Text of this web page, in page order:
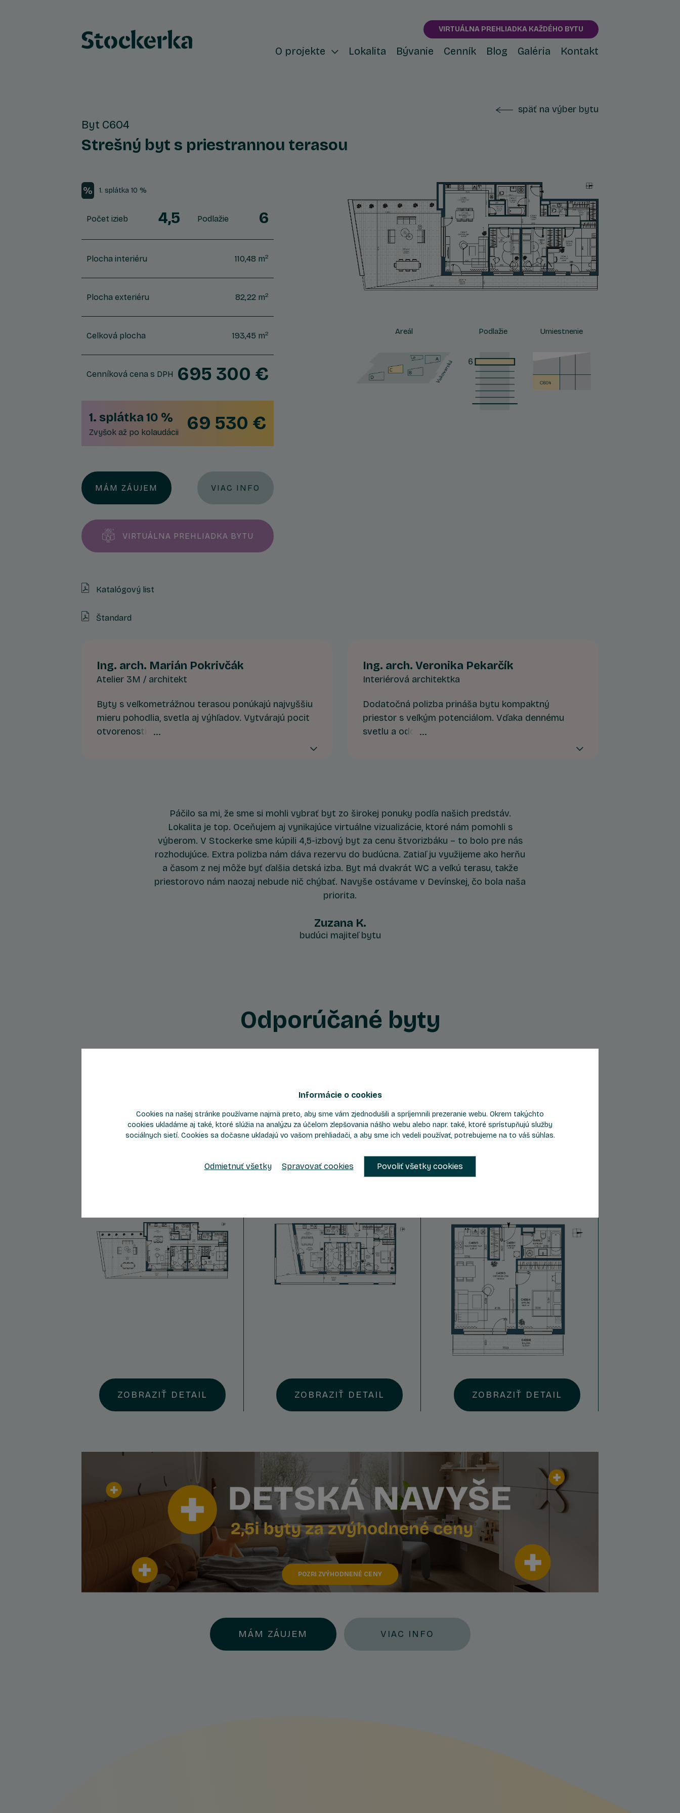
VIRTUÁLNA PREHLIADKA KAŽDÉHO BYTU
O projekte Lokalita Bývanie Cenník Blog Galéria Kontakt
späť na výber bytu
Byt C604
Strešný byt s priestrannou terasou
1. splátka 10 %
Počet izieb 4,5 Podlažie 6
Plocha interiéru 110,48 m2
Plocha exteriéru 82,22 m2
Celková plocha 193,45 m2
Cenníková cena s DPH 695 300 €
1. splátka 10 %
Zvyšok až po kolaudácii 69 530 €
MÁM ZÁUJEM VIAC INFO
VIRTUÁLNA PREHLIADKA BYTU
Katalógový list
Štandard
Areál Podlažie Umiestnenie
Ing. arch. Marián Pokrivčák
Atelier 3M / architekt
Byty s veľkometrážnou terasou ponúkajú najvyššiu
mieru pohodlia, svetla aj výhľadov. Vytvárajú pocit
otvorenosti a zároveň poskytujú plnohodnotný
exteriérový priestor priamo pri obytnom jadre. Pre
Ing. arch. Veronika Pekarčík
Interiérová architektka
Dodatočná polizba prináša bytu kompaktný
priestor s veľkým potenciálom. Vďaka dennému
svetlu a oddeleniu od hlavnej časti bytu ponúka
Páčilo sa mi, že sme si mohli vybrať byt zo širokej ponuky podľa našich predstáv.
Lokalita je top. Oceňujem aj vynikajúce virtuálne vizualizácie, ktoré nám pomohli s
výberom. V Stockerke sme kúpili 4,5-izbový byt za cenu štvorizbáku – to bolo pre nás
rozhodujúce. Extra polizba nám dáva rezervu do budúcna. Zatiaľ ju využijeme ako herňu
a časom z nej môže byť ďalšia detská izba. Byt má dvakrát WC a veľkú terasu, takže
priestorovo nám naozaj nebude nič chýbať. Navyše ostávame v Devínskej, čo bola naša
priorita.
Zuzana K.
budúci majiteľ bytu
Odporúčané byty
Počet izieb 4.5 Podlažie 6
ZOBRAZIŤ DETAIL
Byt B705
Počet izieb 4.5 Podlažie 7
138,27 m2
ZOBRAZIŤ DETAIL
Počet izieb 2 Podlažie
Celková plocha
ZOBRAZIŤ DETAIL
POZRI ZVÝHODNENÉ CENY
MÁM ZÁUJEM VIAC INFO
Informácie o cookies
Cookies na našej stránke používame najmä preto, aby sme vám zjednodušili a spríjemnili prezeranie webu. Okrem takýchto
cookies ukladáme aj také, ktoré slúžia na analýzu za účelom zlepšovania nášho webu alebo napr. také, ktoré sprístupňujú služby
sociálnych sietí. Cookies sa dočasne ukladajú vo vašom prehliadači, a aby sme ich vedeli používať, potrebujeme na to váš súhlas.
Odmietnuť všetky Spravovať cookies Povoliť všetky cookies